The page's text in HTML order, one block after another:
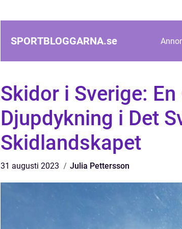
SPORTBLOGGARNA.se
Skidor i Sverige:
Djupdykning i Det
Skidlandskapet
31 augusti 2023 Julia Pettersson